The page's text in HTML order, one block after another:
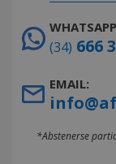
(34) 666
EMAIL:
*Abstenerse